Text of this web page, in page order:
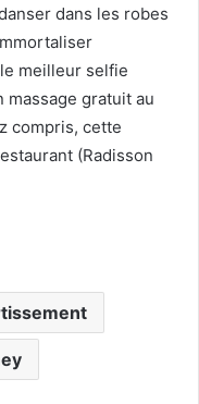
dans les robes
meilleur selfie
massage gratuit au
compris, cette
(Radisson